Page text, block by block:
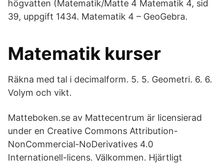
högvatten (Matematik/Matte 4 Matematik 4, sid
39, uppgift 1434. Matematik 4 – GeoGebra.
Matematik kurser
Räkna med tal i decimalform. 5. 5. Geometri. 6. 6.
Volym och vikt.
Matteboken.se av Mattecentrum är licensierad
under en Creative Commons Attribution-
NonCommercial-NoDerivatives 4.0
Internationell-licens. Välkommen. Hjärtligt